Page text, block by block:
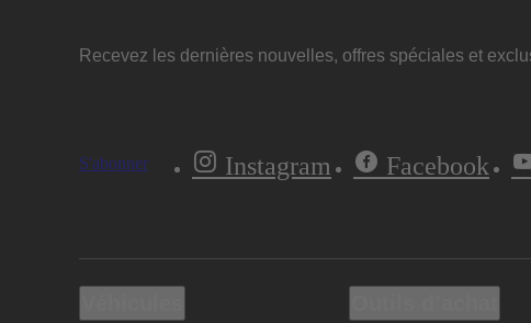
Recevez les dernières nouvelles, offres spéciales et
S'abonner Instagram Facebook